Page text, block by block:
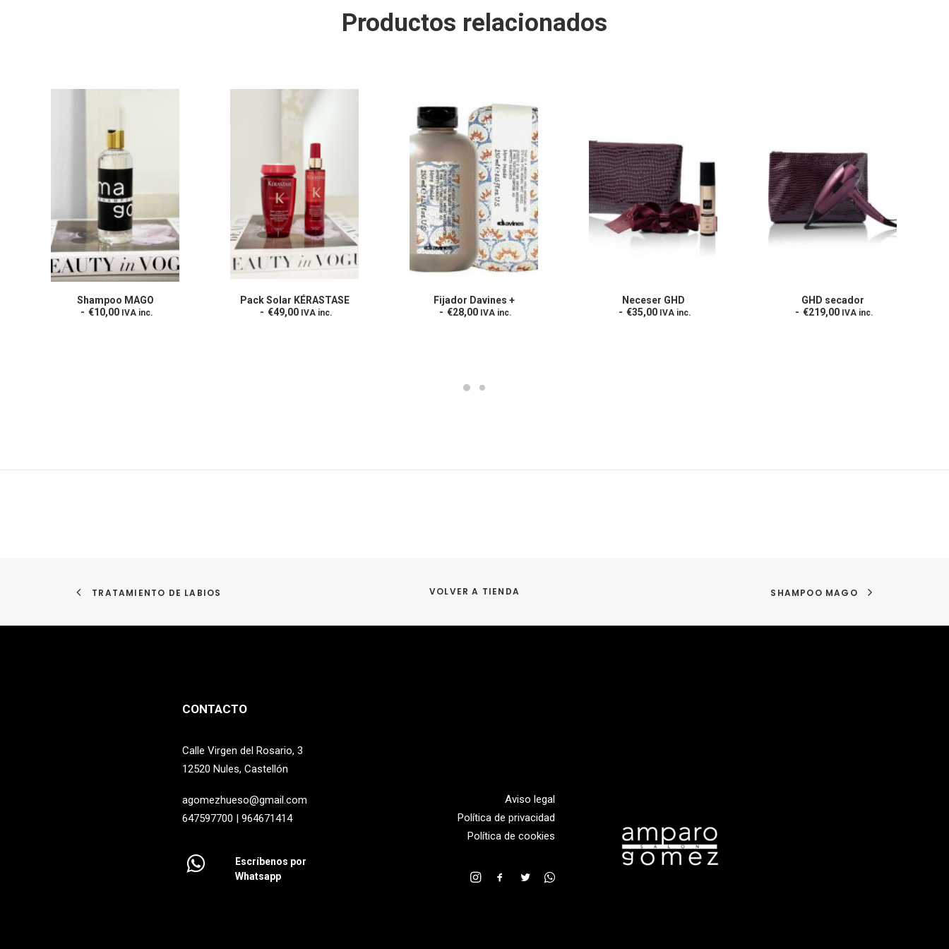
Productos relacionados
LEER MÁS
Shampoo MAGO
€10,00 IVA inc. LEER MÁS
Pack Solar KÉRASTASE
€49,00 IVA inc. AÑADIR AL CARRITO
Fijador Davines +
€28,00 IVA inc. LEER MÁS
Neceser GHD
€35,00 IVA inc. LEER MÁS
GHD secador
€219,00 IVA inc.
TRATAMIENTO DE LABIOS VOLVER A TIENDA SHAMPOO MAGO
CONTACTO
Calle Virgen del Rosario, 3
12520 Nules, Castellón
agomezhueso@gmail.com
647597700 | 964671414
Escríbenos por
Whatsapp
Aviso legal
Política de privacidad
Política de cookies